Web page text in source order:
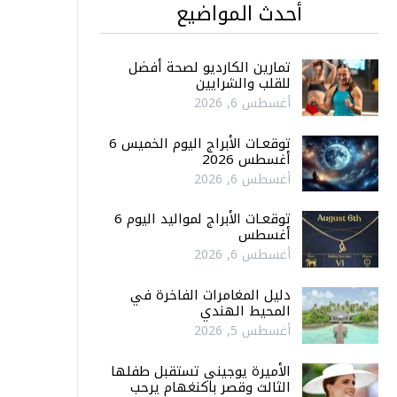
أحدث المواضيع
تمارين الكارديو لصحة أفضل
للقلب والشرايين
أغسطس 6, 2026
توقعـات الأبراج اليوم الخميس 6
أغسطس 2026
أغسطس 6, 2026
توقعـات الأبراج لمواليد اليوم 6
أغسطس
أغسطس 6, 2026
دليل المغامرات الفاخرة في
المحيط الهندي
أغسطس 5, 2026
الأميرة يوجيني تستقبل طفلها
الثالث وقصر باكنغهام يرحب